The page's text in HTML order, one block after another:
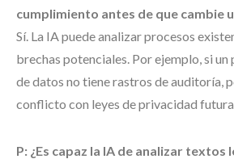
cumplimiento antes de que cambie
Sí. La IA puede analizar procesos
brechas potenciales. Por ejemplo, si un
de datos no tiene rastros de auditoría,
conflicto con leyes de privacidad
P: ¿Es capaz la IA de analizar textos